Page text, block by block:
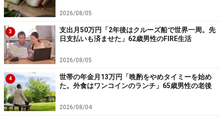
※記事内容は執筆時点のものです。最新の内容をご確認くださ
い。
本記事の内容は一般的な情報提供を目的としており、特定の金融
商品や投資行動を推奨するものではありません。
投資や資産運用に関する最終的なご判断はご自身の責任において
行ってください。
掲載情報の正確性・完全性については十分に配慮しております
が、その内容を保証するものではなく、これに基づく損失・損害
などについて当社は一切の責任を負いません。
最新の情報や詳細については、必ず各金融機関やサービス提供者
の公式情報をご確認ください。
2026/08/05
3
支出月50万円「2年後はクルーズ船で世界一周。先
日支払いも済ませた」62歳男性のFIRE生活
2026/08/05
4
世帯の年金月13万円「晩酌をやめタイミーを始め
た。外食はワンコインのランチ」65歳男性の老後
2026/08/04